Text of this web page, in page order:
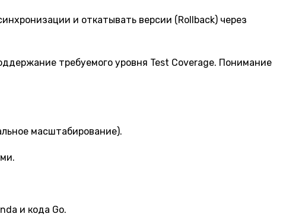
и откатывать версии (Rollback) через
требуемого уровня Test Coverage. Понимание
масштабирование).
и кода Go.